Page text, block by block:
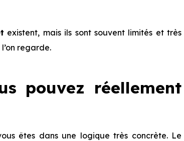
existent, mais ils sont souvent limités et très
regarde.
pouvez réellement
êtes dans une logique très concrète. Le